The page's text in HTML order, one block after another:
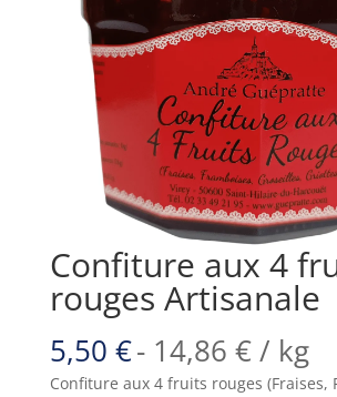
Confiture aux 4
rouges Artisanale
5,50 €- 14,86 €/ kg
Confiture aux 4 fruits rouges (Fraises,